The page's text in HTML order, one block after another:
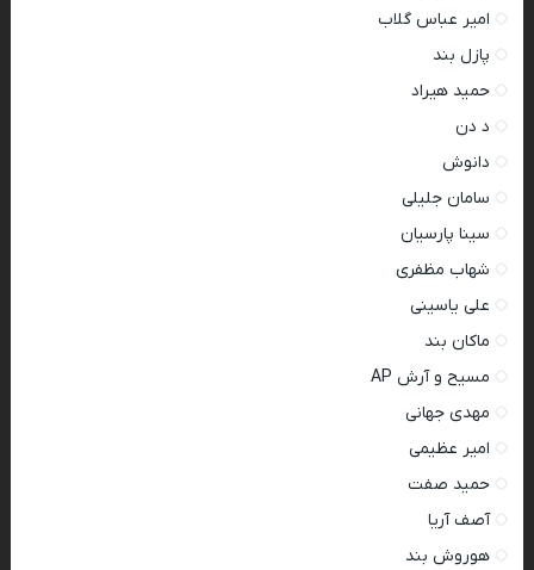
امیر عباس گلاب
پازل بند
حمید هیراد
د دن
دانوش
سامان جلیلی
سینا پارسیان
شهاب مظفری
علی یاسینی
ماکان بند
مسیح و آرش AP
مهدی جهانی
امیر عظیمی
حمید صفت
آصف آریا
هوروش بند